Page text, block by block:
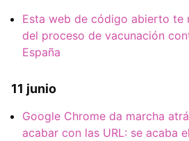
Esta web de código abierto te
del proceso de vacunación
España
11 junio
Google Chrome da marcha
acabar con las URL: se acaba